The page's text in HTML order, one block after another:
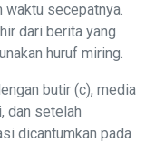
waktu secepatnya.
dari berita yang
huruf miring.
butir (c), media
dan setelah
dicantumkan pada